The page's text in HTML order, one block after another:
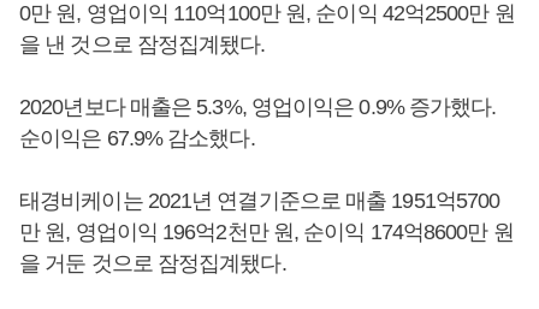
0만 원, 영업이익 110억100만 원, 순이익 42억2500만 원
을 낸 것으로 잠정집계됐다.
2020년보다 매출은 5.3%, 영업이익은 0.9% 증가했다.
순이익은 67.9% 감소했다.
태경비케이는 2021년 연결기준으로 매출 1951억5700
만 원, 영업이익 196억2천만 원, 순이익 174억8600만 원
을 거둔 것으로 잠정집계됐다.